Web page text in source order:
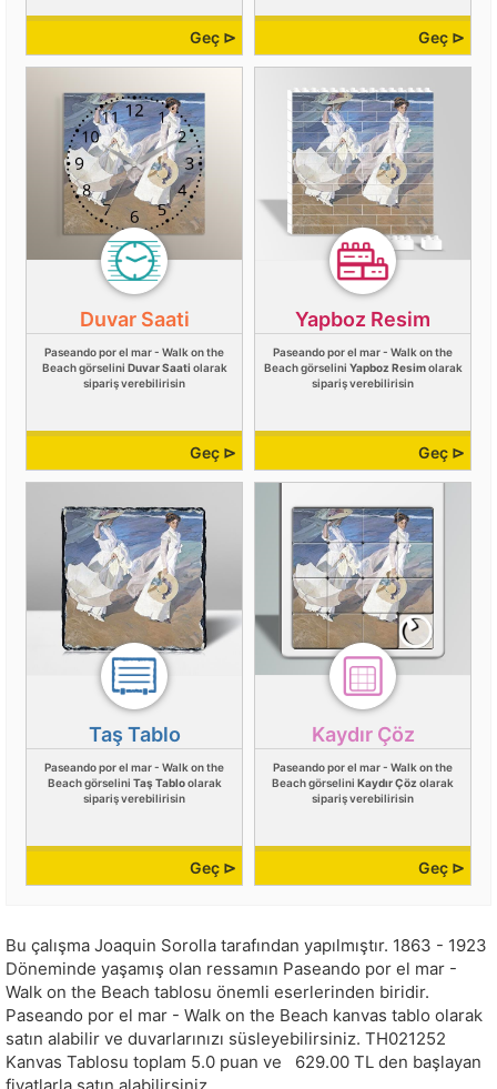
Geç ⊳ Geç ⊳
Duvar Saati
Paseando por el mar - Walk on the
Beach görselini Duvar Saati olarak
sipariş verebilirisin
Geç ⊳
Yapboz Resim
Paseando por el mar - Walk on the
Beach görselini Yapboz Resimolarak
sipariş verebilirisin
Geç ⊳
Taş Tablo
Paseando por el mar - Walk on the
Beach görselini Taş Tabloolarak
sipariş verebilirisin
Geç ⊳
Kaydır Çöz
Paseando por el mar - Walk on the
Beach görselini Kaydır Çöz olarak
sipariş verebilirisin
Geç ⊳
Bu çalışma Joaquin Sorolla tarafından yapılmıştır. 1863 - 1923
Döneminde yaşamış olan ressamın Paseando por el mar -
Walk on the Beach tablosu önemli eserlerinden biridir.
Paseando por el mar - Walk on the Beach kanvas tablo olarak
satın alabilir ve duvarlarınızı süsleyebilirsiniz. TH021252
Kanvas Tablosu toplam 5.0 puan ve 629.00 TL den başlayan